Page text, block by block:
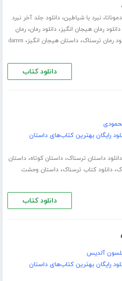
دموناتا،نبرد با شیاطین،دانلود جلد آخر نبرد
دانلود رمان هیجان انگیز،دانلود رمان،رمان
رمان ترسناک،داستان هیجان انگیز،darren
دانلود کتاب
رایگان بهترین کتاب‌های داستان
دانلود داستان ترسناک،داستان کوتاه،داستان
،دانلود کتاب ترسناک،داستان وحشت
دانلود کتاب
آلدیس
رایگان بهترین کتاب‌های داستان